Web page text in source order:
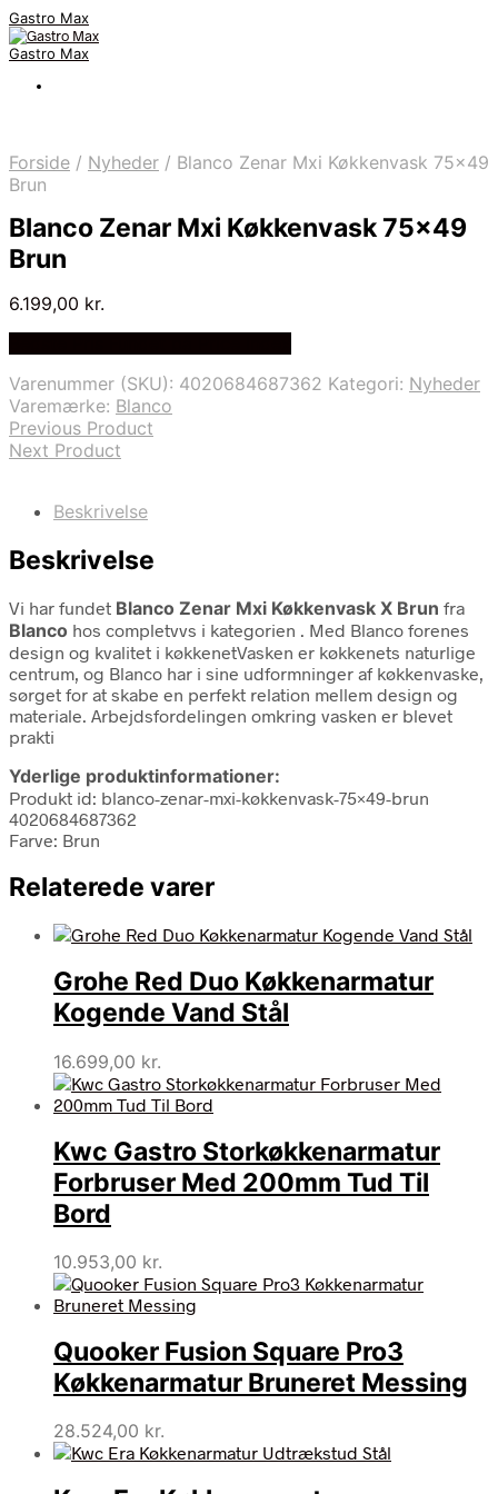
Gastro Max
Gastro Max
Forside / Nyheder / Blanco Zenar Mxi Køkkenvask 75×49
Brun
Blanco Zenar Mxi Køkkenvask 75×49
Brun
6.199,00 kr.
Varenummer (SKU): 4020684687362 Kategori: Nyheder
Varemærke: Blanco
Previous Product
Next Product
Beskrivelse
Beskrivelse
Vi har fundet Blanco Zenar Mxi Køkkenvask X Brun fra
Blanco hos completvvs i kategorien . Med Blanco forenes
design og kvalitet i køkkenetVasken er køkkenets naturlige
centrum, og Blanco har i sine udformninger af køkkenvaske,
sørget for at skabe en perfekt relation mellem design og
materiale. Arbejdsfordelingen omkring vasken er blevet
prakti
Yderlige produktinformationer:
Produkt id: blanco-zenar-mxi-køkkenvask-75×49-brun
4020684687362
Farve: Brun
Relaterede varer
Grohe Red Duo Køkkenarmatur
Kogende Vand Stål
16.699,00 kr.
Kwc Gastro Storkøkkenarmatur
Forbruser Med 200mm Tud Til
Bord
10.953,00 kr.
Quooker Fusion Square Pro3
Køkkenarmatur Bruneret Messing
28.524,00 kr.